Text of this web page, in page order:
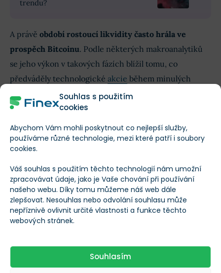
Souhlas s použitím
cookies
Abychom Vám mohli poskytnout co nejlepší služby,
používáme různé technologie, mezi které patří i soubory
cookies.
Váš souhlas s použitím těchto technologií nám umožní
zpracovávat údaje, jako je Vaše chování při používání
našeho webu. Díky tomu můžeme náš web dále
zlepšovat. Nesouhlas nebo odvolání souhlasu může
nepříznivě ovlivnit určité vlastnosti a funkce těchto
webových stránek.
Souhlasím
trendu?
A právě období rostoucí likvidity často hrála ve
prospěch Bitcoinu. Podle některých makroanalytiků
se jeho výkon v takových fázích blížil tomu, co
předváděly technologické akcie během minulých
kryptoměnový sektor reaguje na zprávy o
nezaměstnanosti v USA
kolem 90 000 dolarů, aby následně otočil dolů k 85
000 USD.
Aktuální vývoj ceny Bitcoinu